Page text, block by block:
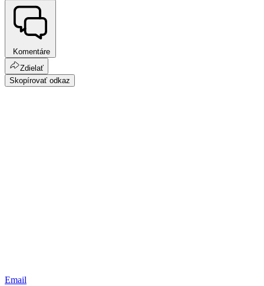
Komentáre
Zdielať
Skopírovať odkaz
Email